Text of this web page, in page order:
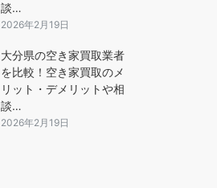
談…
2026年2月19日
大分県の空き家買取業者
を比較！空き家買取のメ
リット・デメリットや相
談…
2026年2月19日